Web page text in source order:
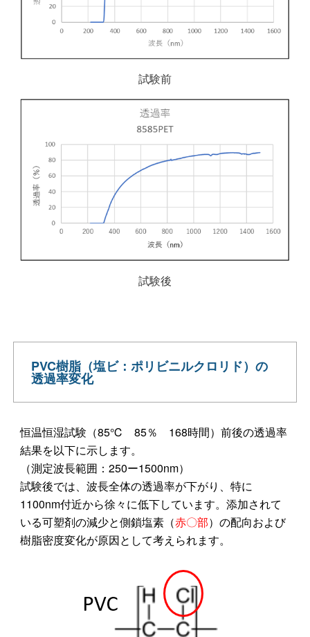
試験前
試験後
PVC樹脂（塩ビ：ポリビニルクロリド）の
透過率変化
恒温恒湿試験（85℃ 85％ 168時間）前後の透過率
結果を以下に示します。
（測定波長範囲：250ー1500nm）
試験後では、波長全体の透過率が下がり、特に
1100nm付近から徐々に低下しています。添加されて
いる可塑剤の減少と側鎖塩素（赤〇部）の配向および
樹脂密度変化が原因として考えられます。